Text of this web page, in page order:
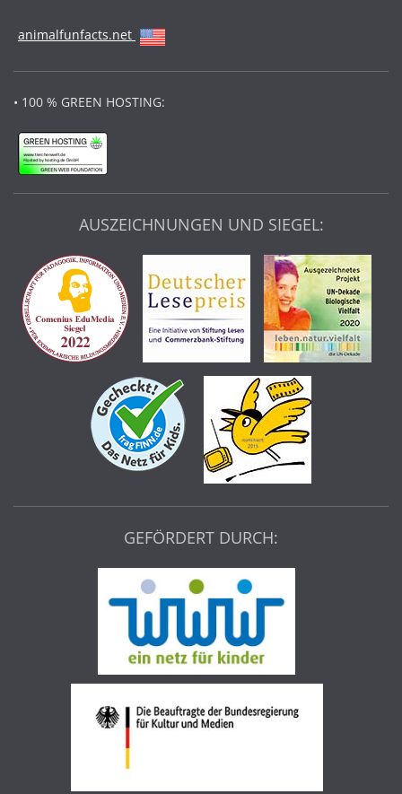
animalfunfacts.net
• 100 % GREEN HOSTING:
AUSZEICHNUNGEN UND SIEGEL:
GEFÖRDERT DURCH: